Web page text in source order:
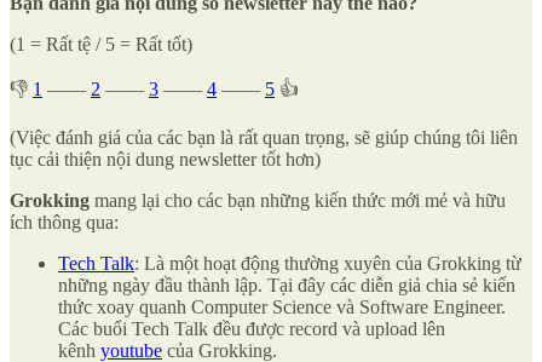
(1 = Rất tệ / 5 = Rất tốt)
👎 1 —— 2 —— 3 —— 4 —— 5 👍
(Việc đánh giá của các bạn là rất quan trọng, sẽ giúp chúng tôi liên
tục cải thiện nội dung newsletter tốt hơn)
Grokking mang lại cho các bạn những kiến thức mới mẻ và hữu
ích thông qua:
Tech Talk: Là một hoạt động thường xuyên của Grokking từ
những ngày đầu thành lập. Tại đây các diễn giả chia sẻ kiến
thức xoay quanh Computer Science và Software Engineer.
Các buổi Tech Talk đều được record và upload lên
kênh youtube của Grokking.